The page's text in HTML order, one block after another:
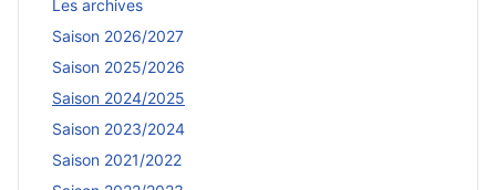
Les archives
Saison 2026/2027
Saison 2025/2026
Saison 2024/2025
Saison 2023/2024
Saison 2021/2022